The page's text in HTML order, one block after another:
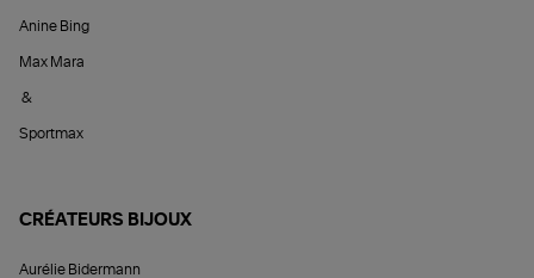
Anine Bing
Max Mara
&
Sportmax
CRÉATEURS BIJOUX
Aurélie Bidermann